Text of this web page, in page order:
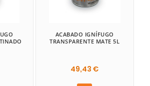
ACABADO IGNÍFUGO
TRANSPARENTE MATE 5L
49,43 €